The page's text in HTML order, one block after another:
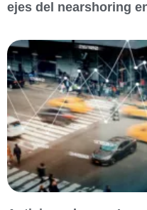
ejes del nearshoring